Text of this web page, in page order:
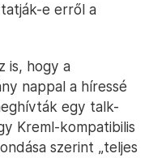
e erről a
is, hogy a
nappal a híressé
egy talk-
Kreml-kompatibilis
szerint „teljes